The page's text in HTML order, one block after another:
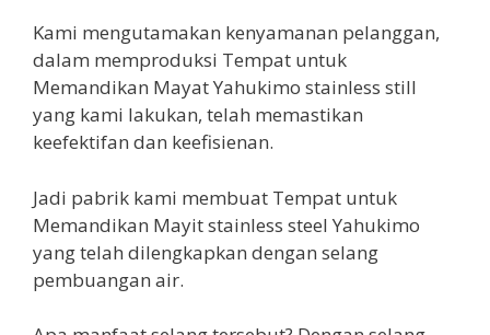
Kami mengutamakan kenyamanan pelanggan,
dalam memproduksi Tempat untuk
Memandikan Mayat Yahukimo stainless still
yang kami lakukan, telah memastikan
keefektifan dan keefisienan.
Jadi pabrik kami membuat Tempat untuk
Memandikan Mayit stainless steel Yahukimo
yang telah dilengkapkan dengan selang
pembuangan air.